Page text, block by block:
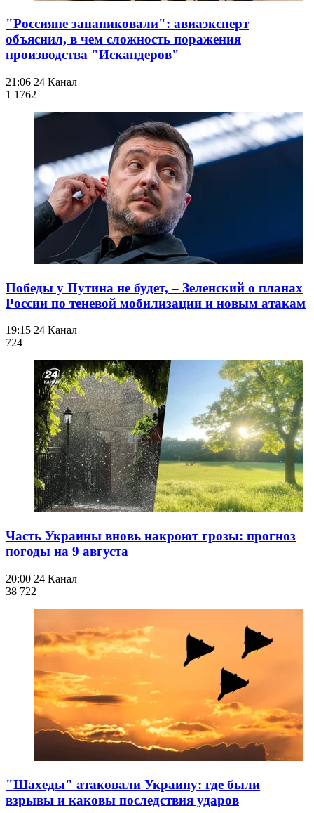
"Россияне запаниковали": авиаэксперт
объяснил, в чем сложность поражения
производства "Искандеров"
21:06 24 Канал
1 1762
Победы у Путина не будет, – Зеленский о планах
России по теневой мобилизации и новым атакам
19:15 24 Канал
724
Часть Украины вновь накроют грозы: прогноз
погоды на 9 августа
20:00 24 Канал
38 722
"Шахеды" атаковали Украину: где были
взрывы и каковы последствия ударов